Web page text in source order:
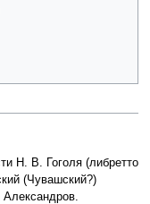
Н. В. Гоголя (либретто
(Чувашский?)